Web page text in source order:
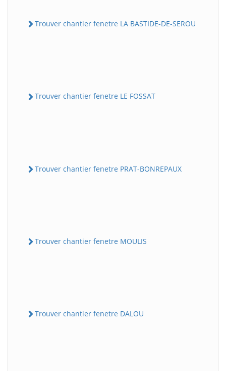
Trouver chantier fenetre LA BASTIDE-DE-SEROU
Trouver chantier fenetre LE FOSSAT
Trouver chantier fenetre PRAT-BONREPAUX
Trouver chantier fenetre MOULIS
Trouver chantier fenetre DALOU